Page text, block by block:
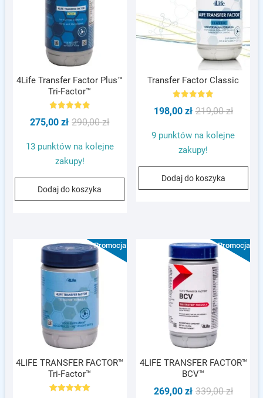
4Life Transfer Factor Plus™
Tri-Factor™
5.00290,00złPierwotna
wynosiła:
275,00zł
Aktualna
wynosi:
13 punktów na kolejne
zakupy!
Dodaj do koszyka
Transfer Factor Classic
5.00219,00zł
198,00 zł
wynosi:
9 punktów na kolejne
zakupy!
Dodaj do koszyka
Promocja!
4LIFE TRANSFER FACTOR™
Tri-Factor™
Promocja!
4LIFE TRANSFER FACTOR™
BCV™
339,00zł
269,00 zł